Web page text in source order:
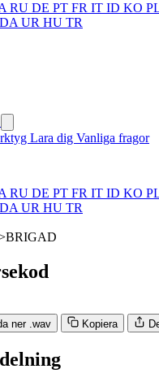
RU DE PT FR IT ID KO
DA UR HU TR
Lara dig Vanliga fragor
RU DE PT FR IT ID KO
DA UR HU TR
BRIGAD
ner .wav Kopiera